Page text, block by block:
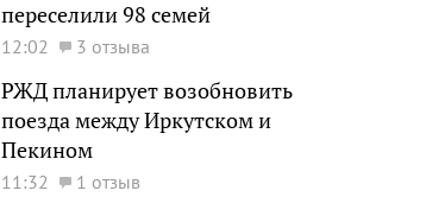
переселили 98 семей
12:02 3 отзыва
РЖД планирует возобновить
поезда между Иркутском и
Пекином
11:32 1 отзыв